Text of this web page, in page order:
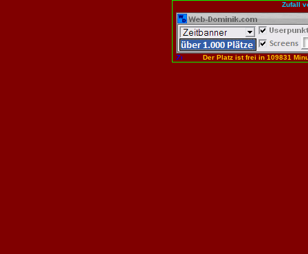
Zufall
Der Platz ist frei in 109831